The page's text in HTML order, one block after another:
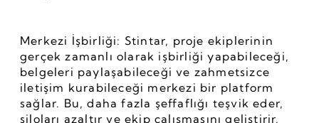
Merkezi İşbirliği: Stintar, proje ekiplerinin
gerçek zamanlı olarak işbirliği yapabileceği,
belgeleri paylaşabileceği ve zahmetsizce
iletişim kurabileceği merkezi bir platform
sağlar. Bu, daha fazla şeffaflığı teşvik eder,
siloları azaltır ve ekip çalışmasını geliştirir.